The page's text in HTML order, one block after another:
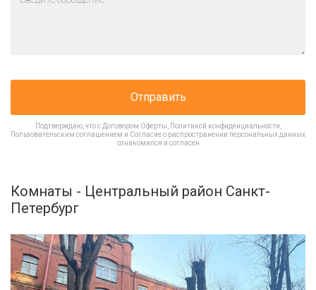
Отправить
Подтверждаю, что с Договором Оферты Политикой конфиденциальности
Пользовательским соглашением и Согласие о распространении персональных данных
ознакомился и согласен
Комнаты - Центральный район Санкт-
Петербург